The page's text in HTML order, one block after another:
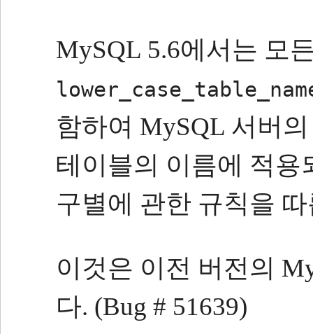
MySQL 5.6에서는 모
함하여 MySQL 서버
테이블의 이름에 적용
구별에 관한 규칙을
이것은 이전 버전의
다. (Bug # 51639)